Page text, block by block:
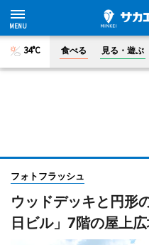
34°C 食べる 見る・遊ぶ
フォトフラッシュ
ウッドデッキと円形
日ビル」7階の屋上